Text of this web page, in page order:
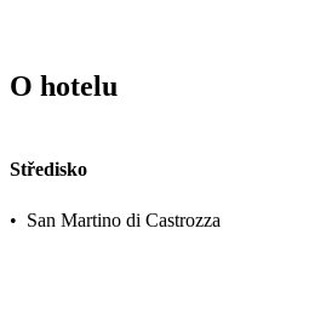
O hotelu
Středisko
• San Martino di Castrozza